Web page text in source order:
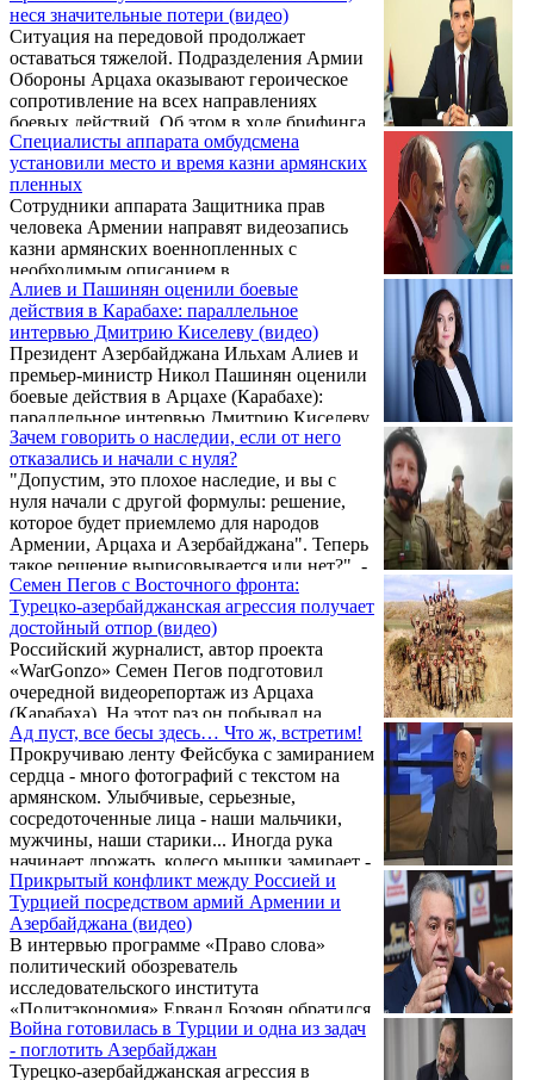
против демократии.
Копыркиным. Как сообщается в пресс-
релизе АРФД, стороны в ходе беседы
обсудили развитие военных действий в
Республике Арцах (Нагорно-Карабахская
Республика, НКР). Также состоялся обмен
мнениями о политических процессах,
протекающих в регионе, и о состоянии и
перспективах армяно-российских отн ...
неся значительные потери (видео)
Ситуация на передовой продолжает
оставаться тяжелой. Подразделения Армии
Обороны Арцаха оказывают героическое
сопротивление на всех направлениях
боевых действий. Об этом в ходе брифинга
заявил представитель Министерства
обороны Республики Армения Арцрун
Ованисян.
Специалисты аппарата омбудсмена
установили место и время казни армянских
пленных
Сотрудники аппарата Защитника прав
человека Армении направят видеозапись
казни армянских военнопленных с
необходимым описанием в
соответствующие международные органы.
Как сообщает «Арменпресс», об этом на
своей странице в «Facebook» написал
Защитник прав человека Арман Татоян.
Алиев и Пашинян оценили боевые
действия в Карабахе: параллельное
интервью Дмитрию Киселеву (видео)
Президент Азербайджана Ильхам Алиев и
премьер-министр Никол Пашинян оценили
боевые действия в Арцахе (Карабахе):
параллельное интервью Дмитрию Киселеву.
Зачем говорить о наследии, если от него
отказались и начали с нуля?
"Допустим, это плохое наследие, и вы с
нуля начали с другой формулы: решение,
которое будет приемлемо для народов
Армении, Арцаха и Азербайджана". Теперь
такое решение вырисовывается или нет?", -
написала на своей странице в Фейсбук
эксперт по Азербайджану Анжела
Элибегова, обратившись к нынешнему
состоянию переговорного процесса и
заявлениям Никола Пашиняна.
Семен Пегов с Восточного фронта:
Турецко-азербайджанская агрессия получает
достойный отпор (видео)
Российский журналист, автор проекта
«WarGonzo» Семен Пегов подготовил
очередной видеорепортаж из Арцаха
(Карабаха). На этот раз он побывал на
передовой Восточного фронта и рассказал
как вооруженные силы Нагорно-
Карабахской Республики противостоят
турецко-азербайджанской агрессии.
Подробности в видеоматериале.
Ад пуст, все бесы здесь… Что ж, встретим!
Прокручиваю ленту Фейсбука с замиранием
сердца - много фотографий с текстом на
армянском. Улыбчивые, серьезные,
сосредоточенные лица - наши мальчики,
мужчины, наши старики... Иногда рука
начинает дрожать, колесо мышки замирает -
боюсь увидеть плачущие смайлики под
постом. Если раньше их нечасто ставили,
сегодня - в разы больше. Война...
Прикрытый конфликт между Россией и
Турцией посредством армий Армении и
Азербайджана (видео)
В интервью программе «Право слова»
политический обозреватель
исследовательского института
«Политэкономия» Ерванд Бозоян обратился
к вовлеченности России в войне в
Карабахе, к реальным и далеко идущим
планам Турции, к значению для Армении и
Война готовилась в Турции и одна из задач
- поглотить Азербайджан
Турецко-азербайджанская агрессия в